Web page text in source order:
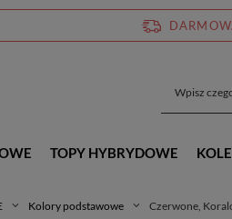
TOPY HYBRYDOWE
Kolory podstawowe Czerwone,